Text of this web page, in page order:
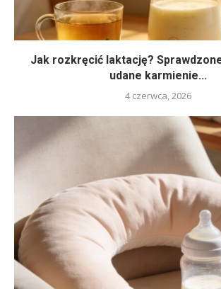
Jak rozkręcić laktację?
udane karmienie...
4 czerwca, 2026